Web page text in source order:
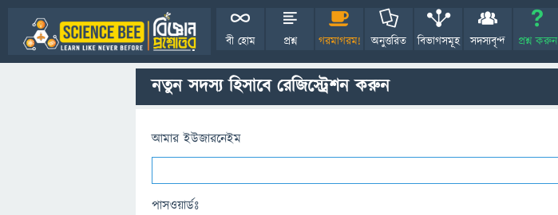
বী হোম প্রশ্ন গরমাগরম! অনুত্তরিত বিভাগসমূহ সদস্যবৃন্দ প্রশ্ন করুন
নতুন সদস্য হিসাবে রেজিস্ট্রেশন করুন
আমার ইউজারনেইম
পাসওয়ার্ডঃ